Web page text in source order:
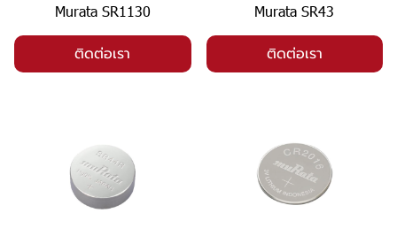
Murata SR1130
ติดต่อเรา
Murata SR43
ติดต่อเรา